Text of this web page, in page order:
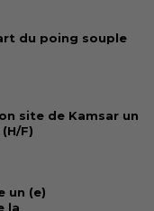
du poing souple
site de Kamsar un
F)
un (e)
la